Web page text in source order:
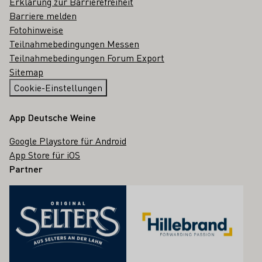
Barriere melden
Fotohinweise
Teilnahmebedingungen Messen
Teilnahmebedingungen Forum Export
Sitemap
Cookie-Einstellungen
App Deutsche Weine
Google Playstore für Android
App Store für iOS
Partner